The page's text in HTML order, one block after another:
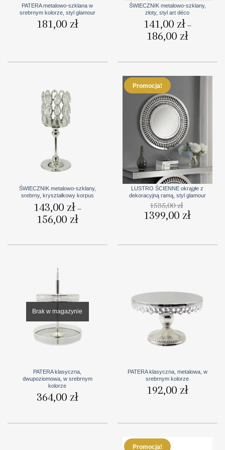
PATERA metalowo-szklana w
srebrnym kolorze, styl glamour
181,00 zł
ŚWIECZNIK metalowo-szklany,
złoty, styl art déco
141,00 zł –
186,00 złZakres
cen:
ŚWIECZNIK metalowo-szklany,
srebrny, kryształkowy korpus
143,00 zł –
156,00 złcen:
Promocja!
LUSTRO ŚCIENNE okrągłe z
dekoracyjną ramą, styl glamour
1535,00zł
Pierwotna
cena
1399,00 złcena
Brak w magazynie
PATERA klasyczna,
dwupoziomowa, w srebrnym
kolorze
364,00 zł
PATERA klasyczna, metalowa, w
srebrnym kolorze
192,00 zł
Promocja!